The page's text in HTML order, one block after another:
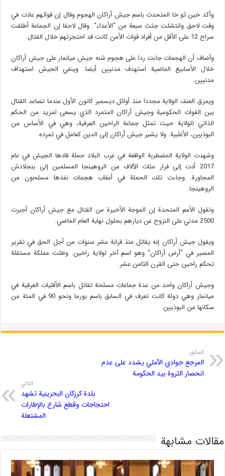
وأكد خين ثو خا المتحدث باسم جيش أراكان الهجوم وقال إن قواتهم عادت في
وقت لاحق وانتشلت جثث سبعة من ”الأعداء“. وقال لاحقا إن الجماعة أطلقت
سراح 12 على الأقل من أفراد قوات الأمن كانت قد احتجزتهم خلال القتال.
وأضاف أن الهجمات جاءت ردا على هجوم شنه جيش ميانمار على جيش أراكان
خلال الأسابيع الماضية استهدف مدنيين أيضا. وينفي الجيش استهداف
مدنيين.
ويمزق العنف الولاية مجددا منذ أوائل ديسمبر كانون الأول عندما تصاعد القتال
بين القوات الحكومية وجيش أراكان المتمرد الذي يسعى لمزيد من الحكم
الذاتي للولاية حيث تمثل جماعة الراخين العرقية، وهي في الأساس من
البوذيين، الأغلبية. ولا يشير جيش أراكان إلى الدين كعامل في تمرده.
وشهدت الولاية المضطربة الواقعة في غرب البلاد حملة قادها الجيش في عام
2017 أدت إلى فرار مئات الآلاف من الروهينجا المسلمين إلى بنجلادش
المجاورة. وجاءت تلك الحملة في أعقاب هجمات نفذها مسلحون من
الروهينجا.
وتقول الأمم المتحدة إن الموجة الأخيرة من القتال مع جيش أراكان أجبرت
2500 مدني على النزوح عن ديارهم بحلول نهاية العام الماضي.
ويقول جيش أراكان إنه يقاتل منذ قرابة عشر سنوات من أجل الحق في تقرير
المصير في ”أرض أراكان“ وهو اسم آخر لولاية راخين. وظلت مملكة مستقلة
تحكم راخين حتى القرن الثامن عشر.
وجيش أراكان واحد من عدة جماعات مسلحة تقاتل باسم الأقليات العرقية في
ميانمار وهي دولة كانت تعرف في السابق باسم بورما ونحو 90 في المئة من
سكانها من البوذيين.
السابق
المرجع جوادي الآملي يشدد على عدم
انحصار الثروة بيد الحكومة
التالي
بلدة كرزكان البحرينية تشهد
احتجاجات وقطع شارع بالإطارات
المشتعلة
مقالات مشابهة